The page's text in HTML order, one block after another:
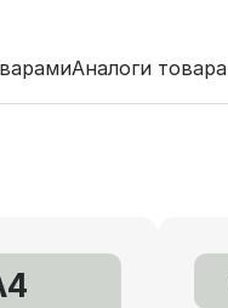
Аналоги товара